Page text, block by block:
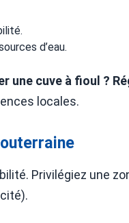
d’eau.
une cuve à fioul ?
locales.
Privilégiez une